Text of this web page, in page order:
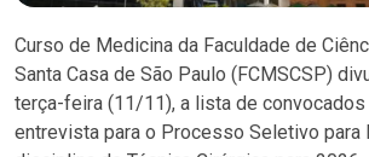
Curso de Medicina da Faculdade de
Santa Casa de São Paulo (FCMSCSP)
terça-feira (11/11), a lista de convocados
entrevista para o Processo Seletivo para